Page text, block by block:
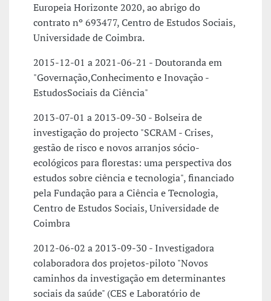
Europeia Horizonte 2020, ao abrigo do
contrato nº 693477, Centro de Estudos Sociais,
Universidade de Coimbra.
2015-12-01 a 2021-06-21 - Doutoranda em
"Governação,Conhecimento e Inovação -
EstudosSociais da Ciência"
2013-07-01 a 2013-09-30 - Bolseira de
investigação do projecto "SCRAM - Crises,
gestão de risco e novos arranjos sócio-
ecológicos para florestas: uma perspectiva dos
estudos sobre ciência e tecnologia", financiado
pela Fundação para a Ciência e Tecnologia,
Centro de Estudos Sociais, Universidade de
Coimbra
2012-06-02 a 2013-09-30 - Investigadora
colaboradora dos projetos-piloto "Novos
caminhos da investigação em determinantes
sociais da saúde" (CES e Laboratório de